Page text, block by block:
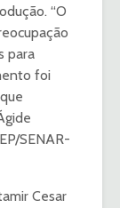
“O
para
foi
SENAR-
Cesar